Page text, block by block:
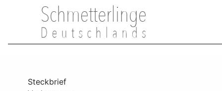
Steckbrief